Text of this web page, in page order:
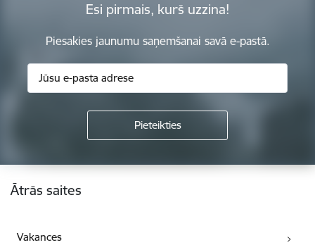
Esi pirmais, kurš uzzina!
Piesakies jaunumu saņemšanai savā e-pastā.
Kājene
Ātrās saites
Vakances